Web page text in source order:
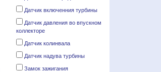
Датчик включенния турбины
Датчик давления во впускном
коллекторе
Датчик колинвала
Датчик надува турбины
Замок зажигания